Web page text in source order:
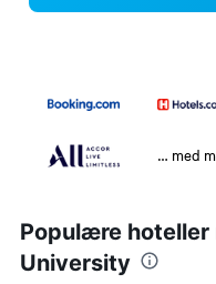
… med
Populære
University